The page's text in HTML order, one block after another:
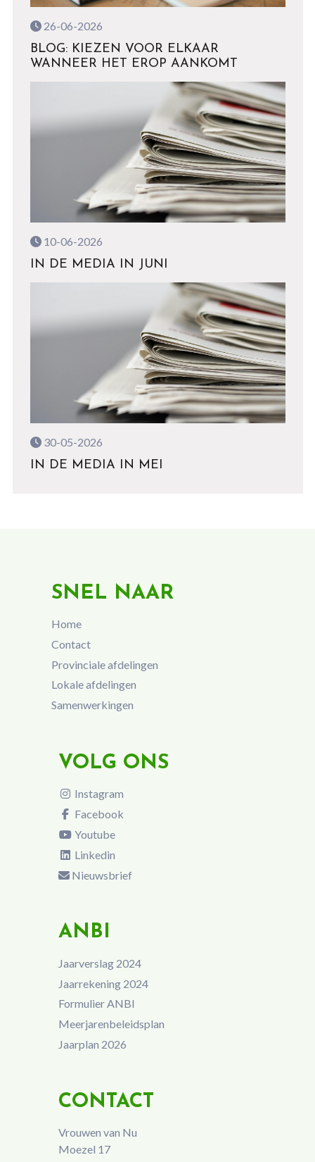
26-06-2026
BLOG: KIEZEN VOOR ELKAAR
WANNEER HET EROP AANKOMT
10-06-2026
IN DE MEDIA IN JUNI
30-05-2026
IN DE MEDIA IN MEI
SNEL NAAR
Home
Contact
Provinciale afdelingen
Lokale afdelingen
Samenwerkingen
VOLG ONS
Instagram
Facebook
Youtube
Linkedin
Nieuwsbrief
ANBI
Jaarverslag 2024
Jaarrekening 2024
Formulier ANBI
Meerjarenbeleidsplan
Jaarplan 2026
CONTACT
Vrouwen van Nu
Moezel 17